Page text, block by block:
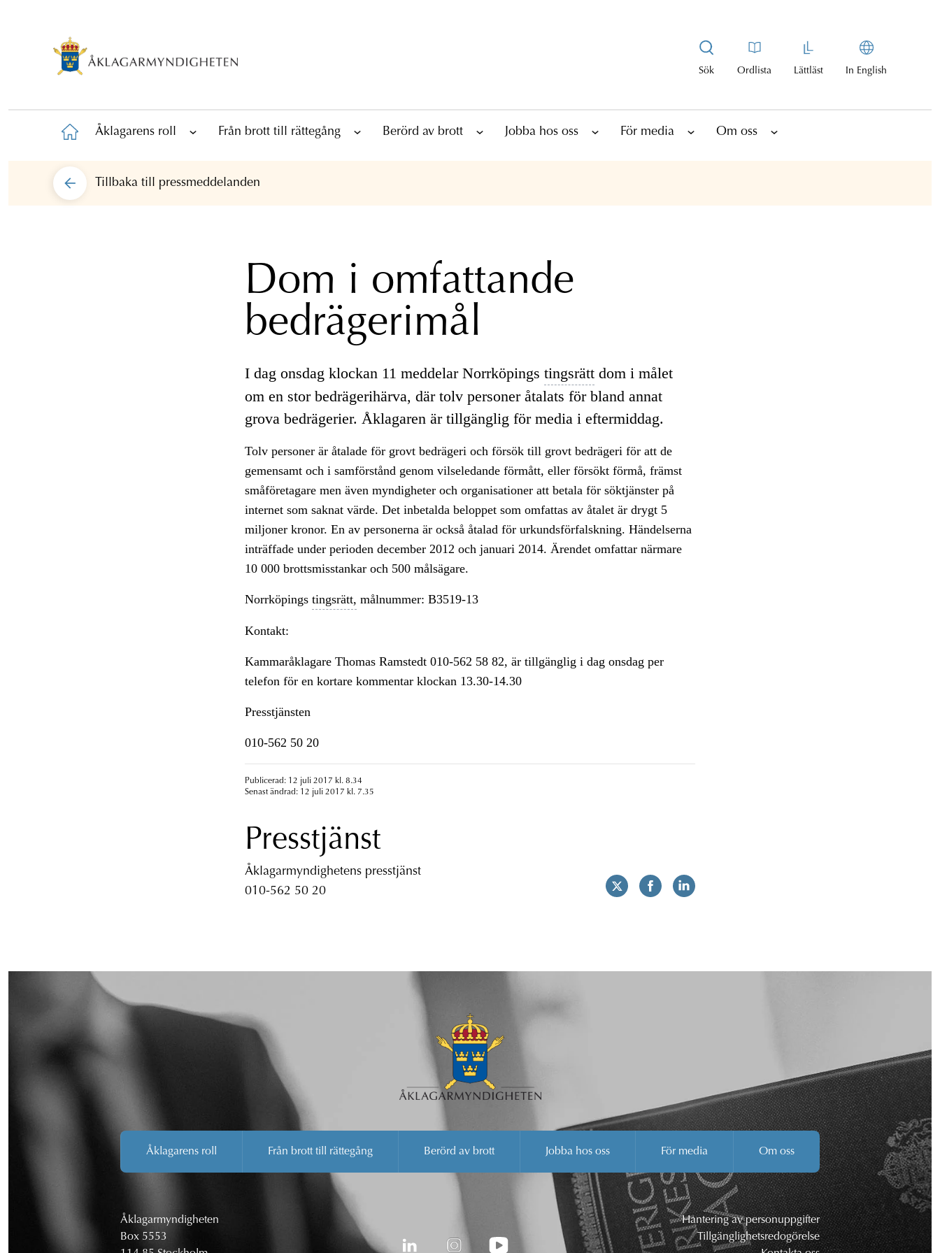
Sök Ordlista Lättläst In English
Åklagarens roll Från brott till rättegång Berörd av brott Jobba hos oss För media Om oss
Tillbaka till pressmeddelanden
Dom i omfattande
bedrägerimål
I dag onsdag klockan 11 meddelar Norrköpings tingsrättdom i målet
om en stor bedrägerihärva, där tolv personer åtalats för bland annat
grova bedrägerier. Åklagaren är tillgänglig för media i eftermiddag.
Tolv personer är åtalade för grovt bedrägeri och försök till grovt bedrägeri för att de
gemensamt och i samförstånd genom vilseledande förmått, eller försökt förmå, främst
småföretagare men även myndigheter och organisationer att betala för söktjänster på
internet som saknat värde. Det inbetalda beloppet som omfattas av åtalet är drygt 5
miljoner kronor. En av personerna är också åtalad för urkundsförfalskning. Händelserna
inträffade under perioden december 2012 och januari 2014. Ärendet omfattar närmare
10 000 brottsmisstankar och 500 målsägare.
Norrköpings tingsrätt, målnummer: B3519-13
Kontakt:
Kammaråklagare Thomas Ramstedt 010-562 58 82, är tillgänglig i dag onsdag per
telefon för en kortare kommentar klockan 13.30-14.30
Presstjänsten
010-562 50 20
Publicerad: 12 juli 2017 kl. 8.34
Senast ändrad: 12 juli 2017 kl. 7.35
Presstjänst
Åklagarmyndighetens presstjänst
010-562 50 20
Åklagarens roll Från brott till rättegång Berörd av brott Jobba hos oss För media Om oss
Åklagarmyndigheten
Box 5553
Hantering av personuppgifter
Tillgänglighetsredogörelse